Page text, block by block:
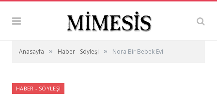
Anasayfa » Haber - Söyleşi » Nora Bir Bebek Evi
HABER - SÖYLEŞI